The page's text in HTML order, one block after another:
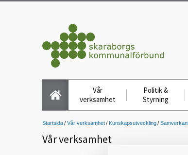
Vår
verksamhet
Politik &
Styrning
Startsida Vår verksamhet Kunskapsutveckling
Vår verksamhet